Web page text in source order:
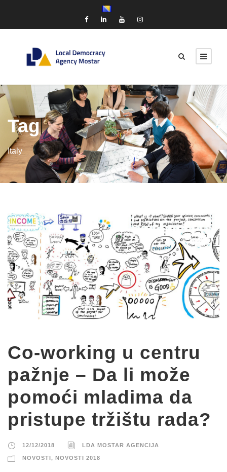
Tag
Italy
Co-working u centru
pažnje – Da li može
pomoći mladima da
pristupe tržištu rada?
12/12/2018 LDA MOSTAR AGENCIJA
NOVOSTI, NOVOSTI 2018